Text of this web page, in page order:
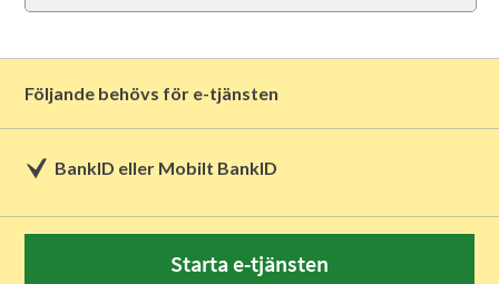
Följande behövs för e-tjänsten
BankID eller Mobilt BankID
Starta e-tjänsten